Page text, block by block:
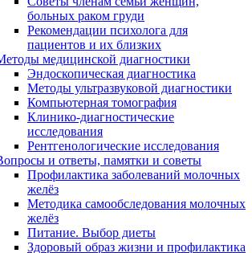
больных раком груди
Рекомендации психолога для
пациентов и их близких
медицинской диагностики
Эндоскопическая диагностика
Методы ультразвуковой диагностики
Компьютерная томография
Клинико-диагностические
исследования
Рентгенологические исследования
и ответы, памятки и советы
Профилактика заболеваний молочных
желёз
Методика самообследования молочных
желёз
Питание. Выбор диеты
Здоровый образ жизни и профилактика